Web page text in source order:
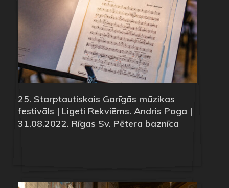
25. Starptautiskais Garīgās mūzikas
festivāls | Ligeti Rekviēms. Andris Poga |
31.08.2022. Rīgas Sv. Pētera baznīca